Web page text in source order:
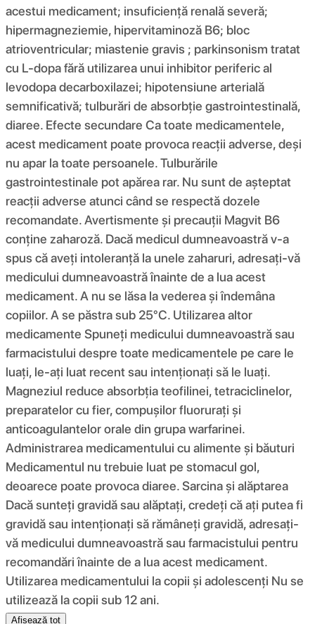
acestui medicament; insuficiență renală severă;
hipermagneziemie, hipervitaminoză B6; bloc
atrioventricular; miastenie gravis ; parkinsonism tratat
cu L-dopa fără utilizarea unui inhibitor periferic al
levodopa decarboxilazei; hipotensiune arterială
semnificativă; tulburări de absorbție gastrointestinală,
diaree. Efecte secundare Ca toate medicamentele,
acest medicament poate provoca reacții adverse, deși
nu apar la toate persoanele. Tulburările
gastrointestinale pot apărea rar. Nu sunt de așteptat
reacții adverse atunci când se respectă dozele
recomandate. Avertismente și precauții Magvit B6
conține zaharoză. Dacă medicul dumneavoastră v-a
spus că aveți intoleranță la unele zaharuri, adresați-vă
medicului dumneavoastră înainte de a lua acest
medicament. A nu se lăsa la vederea și îndemâna
copiilor. A se păstra sub 25°C. Utilizarea altor
medicamente Spuneți medicului dumneavoastră sau
farmacistului despre toate medicamentele pe care le
luați, le-ați luat recent sau intenționați să le luați.
Magneziul reduce absorbția teofilinei, tetraciclinelor,
preparatelor cu fier, compușilor fluorurați și
anticoagulantelor orale din grupa warfarinei.
Administrarea medicamentului cu alimente și băuturi
Medicamentul nu trebuie luat pe stomacul gol,
deoarece poate provoca diaree. Sarcina și alăptarea
Dacă sunteți gravidă sau alăptați, credeți că ați putea fi
gravidă sau intenționați să rămâneți gravidă, adresați-
vă medicului dumneavoastră sau farmacistului pentru
recomandări înainte de a lua acest medicament.
Utilizarea medicamentului la copii și adolescenți Nu se
utilizează la copii sub 12 ani.
Afișează tot